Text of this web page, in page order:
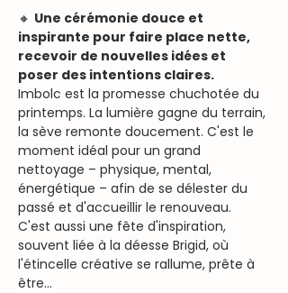
🔸 Une cérémonie douce et
inspirante pour faire place nette,
recevoir de nouvelles idées et
poser des intentions claires.
Imbolc est la promesse chuchotée du
printemps. La lumière gagne du terrain,
la sève remonte doucement. C'est le
moment idéal pour un grand
nettoyage – physique, mental,
énergétique – afin de se délester du
passé et d'accueillir le renouveau.
C'est aussi une fête d'inspiration,
souvent liée à la déesse Brigid, où
l'étincelle créative se rallume, prête à
être…